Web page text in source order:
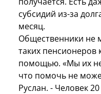
субсидий из-за
месяц.
Общественники не
таких пенсионеров
помощью. «Мы их
что помочь не
Руслан. - Человек